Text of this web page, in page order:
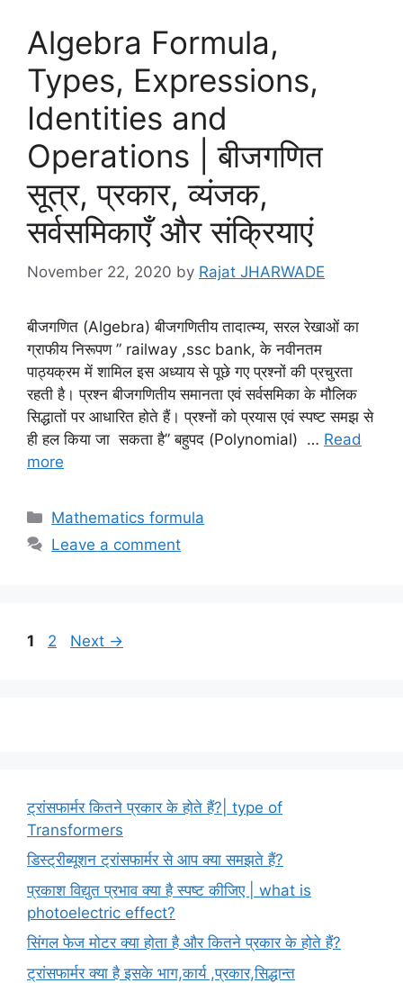
Algebra Formula,
Types, Expressions,
Identities and
Operations | बीजगणित
सूत्र, प्रकार, व्यंजक,
सर्वसमिकाएँ और संक्रियाएं
November 22, 2020 by Rajat JHARWADE
बीजगणित (Algebra) बीजगणितीय तादात्म्य, सरल रेखाओं का
ग्राफीय निरूपण ” railway ,ssc bank, के नवीनतम
पाठ्यक्रम में शामिल इस अध्याय से पूछे गए प्रश्नों की प्रचुरता
रहती है। प्रश्न बीजगणितीय समानता एवं सर्वसमिका के मौलिक
सिद्धातों पर आधारित होते हैं। प्रश्नों को प्रयास एवं स्पष्ट समझ से
ही हल किया जा सकता है” बहुपद (Polynomial) … Read
more
Categories
Mathematics formula
Leave a comment
Page
1 Page
2 Next →
ट्रांसफार्मर कितने प्रकार के होते हैं?| type of
Transformers
डिस्ट्रीब्यूशन ट्रांसफार्मर से आप क्या समझते हैं?
प्रकाश विद्युत प्रभाव क्या है स्पष्ट कीजिए | what is
photoelectric effect?
सिंगल फेज मोटर क्या होता है और कितने प्रकार के होते हैं?
ट्रांसफार्मर क्या है इसके भाग,कार्य ,प्रकार,सिद्धान्त